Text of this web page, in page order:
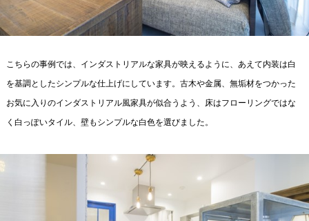
こちらの事例では、インダストリアルな家具が映えるように、あえて内装は白
を基調としたシンプルな仕上げにしています。古木や金属、無垢材をつかった
お気に入りのインダストリアル風家具が似合うよう、床はフローリングではな
く白っぽいタイル、壁もシンプルな白色を選びました。